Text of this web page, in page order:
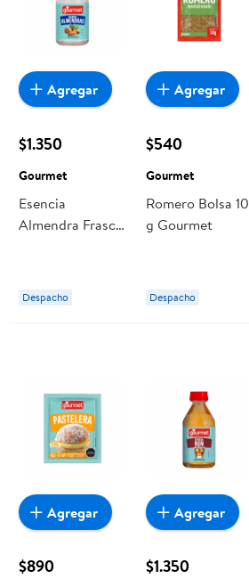
$1.350
Gourmet
Esencia
Almendra Frasco
Despacho
Agregar
$540
Gourmet
Romero Bolsa 10
g Gourmet
Despacho
Agregar
$890
Agregar
$1.350
Agregar